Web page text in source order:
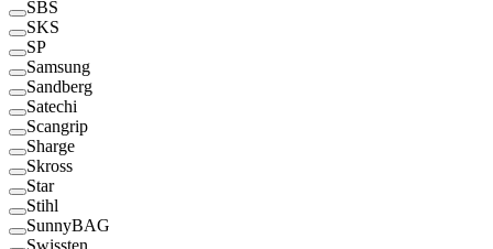
SBS
SKS
SP
Samsung
Sandberg
Satechi
Scangrip
Sharge
Skross
Star
Stihl
SunnyBAG
Swissten